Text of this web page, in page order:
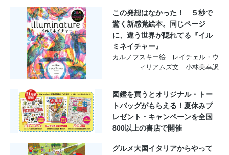
この発想はなかった！ ５秒で
驚く新感覚絵本。同じページ
に、違う世界が隠れてる『イル
ミネイチャー』
カルノフスキー絵 レイチェル・ウ
ィリアムズ文 小林美幸訳
図鑑を買うとオリジナル・トー
トバッグがもらえる！夏休みプ
レゼント・キャンペーンを全国
800以上の書店で開催
グルメ大国イタリアからやって